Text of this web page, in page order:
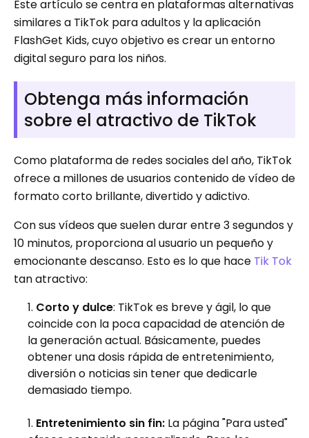
Este artículo se centra en plataformas alternativas
similares a TikTok para adultos y la aplicación
FlashGet Kids, cuyo objetivo es crear un entorno
digital seguro para los niños.
Obtenga más información
sobre el atractivo de TikTok
Como plataforma de redes sociales del año, TikTok
ofrece a millones de usuarios contenido de vídeo de
formato corto brillante, divertido y adictivo.
Con sus vídeos que suelen durar entre 3 segundos y
10 minutos, proporciona al usuario un pequeño y
emocionante descanso. Esto es lo que hace Tik Tok
tan atractivo:
Corto y dulce: TikTok es breve y ágil, lo que
coincide con la poca capacidad de atención de
la generación actual. Básicamente, puedes
obtener una dosis rápida de entretenimiento,
diversión o noticias sin tener que dedicarle
demasiado tiempo.
Entretenimiento sin fin: La página "Para usted"